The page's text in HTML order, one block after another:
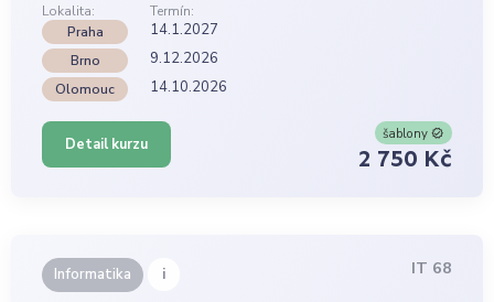
Lokalita:
Termín:
Praha
14.1.2027
Brno 9.12.2026
Olomouc 14.10.2026
Detail kurzu
šablony
2 750 Kč
Informatika i IT 68